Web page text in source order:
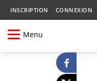
INSCRIPTION CONNEXION
Menu